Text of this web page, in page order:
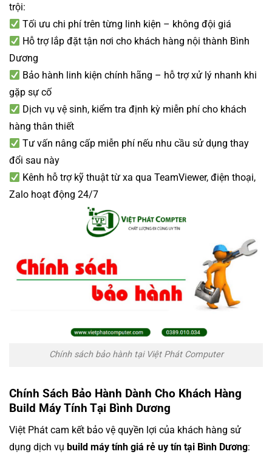
trội:
Tối ưu chi phí trên từng linh kiện – không đội giá
Hỗ trợ lắp đặt tận nơi cho khách hàng nội thành Bình
Dương
Bảo hành linh kiện chính hãng – hỗ trợ xử lý nhanh khi
gặp sự cố
Dịch vụ vệ sinh, kiểm tra định kỳ miễn phí cho khách
hàng thân thiết
Tư vấn nâng cấp miễn phí nếu nhu cầu sử dụng thay
đổi sau này
Kênh hỗ trợ kỹ thuật từ xa qua TeamViewer, điện thoại,
Zalo hoạt động 24/7
Chính sách bảo hành tại Việt Phát Computer
Chính Sách Bảo Hành Dành Cho Khách Hàng
Build Máy Tính Tại Bình Dương
Việt Phát cam kết bảo vệ quyền lợi của khách hàng sử
dụng dịch vụ build máy tính giá rẻ uy tín tại Bình Dương: